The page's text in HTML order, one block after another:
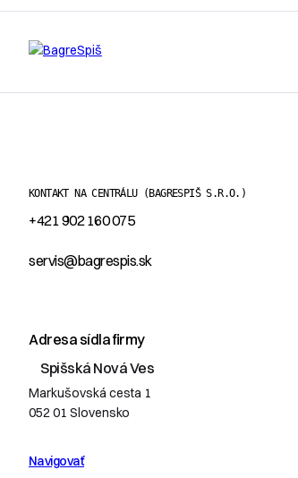
KONTAKT NA CENTRÁLU (BAGRESPIŠ S.R.O.)
+421 902 160 075
servis@bagrespis.sk
Adresa sídla firmy
Spišská Nová Ves
Markušovská cesta 1
052 01 Slovensko
Navigovať